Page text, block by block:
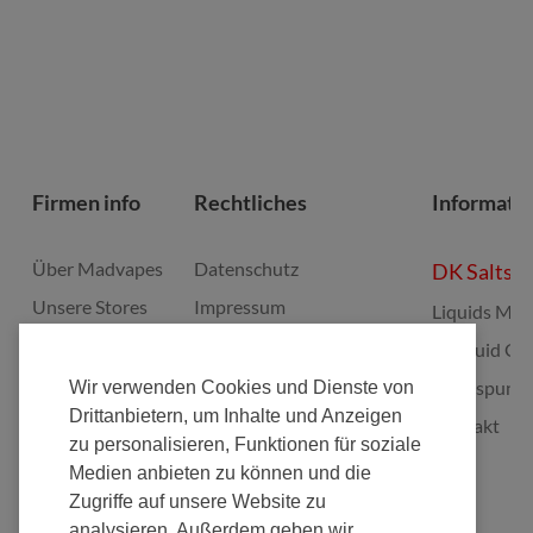
Wir verwenden Cookies und Dienste von
Drittanbietern, um Inhalte und Anzeigen
zu personalisieren, Funktionen für soziale
Medien anbieten zu können und die
Zugriffe auf unsere Website zu
Firmen info
Über Madvapes
Unsere Stores
Franchise
Fulfillment
Nachhaltigkeit
Rechtliches
Datenschutz
Impressum
Batterieverordnung
Elektrogeräte Rücknahme
Zahlungsarten
AGB's
DK Salts
Liquids
E-Liquid
Kontakt